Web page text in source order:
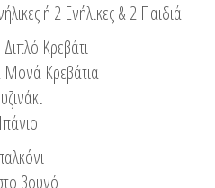
ή 2 Ενήλικες & 2 Παιδιά
Κρεβάτι
Μονά Κρεβάτια
βουνό